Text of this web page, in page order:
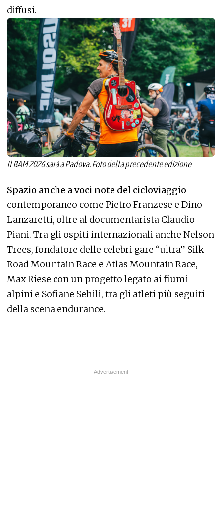
diffusi.
Il BAM 2026 sarà a Padova. Foto della precedente edizione
Spazio anche a voci note del cicloviaggio
contemporaneo come Pietro Franzese e Dino
Lanzaretti, oltre al documentarista Claudio
Piani. Tra gli ospiti internazionali anche Nelson
Trees, fondatore delle celebri gare “ultra” Silk
Road Mountain Race e Atlas Mountain Race,
Max Riese con un progetto legato ai fiumi
alpini e Sofiane Sehili, tra gli atleti più seguiti
della scena endurance.